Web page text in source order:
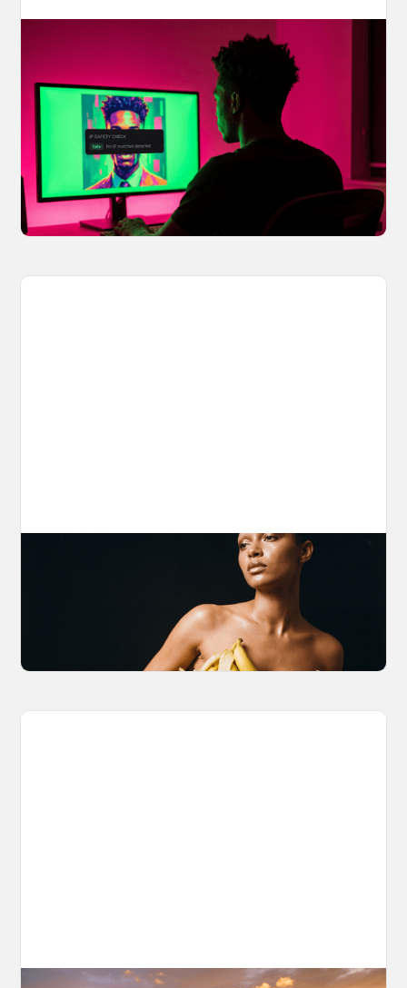
Your AI Creations, Protected: How
OpenArt's IP Safety Check Keeps
Creators Safe
You made something you love, but is it safe to
share? OpenArt's IP Safety Check, powered
by CopySight, lets you scan your creations for
potential IP issues before they leave your
hands.
April 2, 2026
The Nano Banana 2 Handbook
Brian from Litany of Ignition gives a hands-on
breakdown of what Gemini 2.0 Flash Image
can actually do, with the prompts to prove it.